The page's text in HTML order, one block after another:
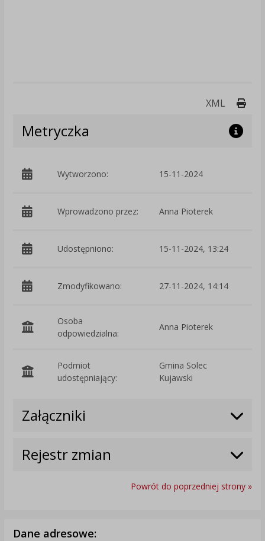
XML
Metryczka
Wytworzono: 15-11-2024
Wprowadzono przez: Anna Pioterek
Udostępniono: 15-11-2024, 13:24
Zmodyfikowano: 27-11-2024, 14:14
Osoba
odpowiedzialna:
Anna Pioterek
Podmiot
udostępniający:
Gmina Solec
Kujawski
Załączniki
Rejestr zmian
Powrót do poprzedniej strony »
Dane adresowe: